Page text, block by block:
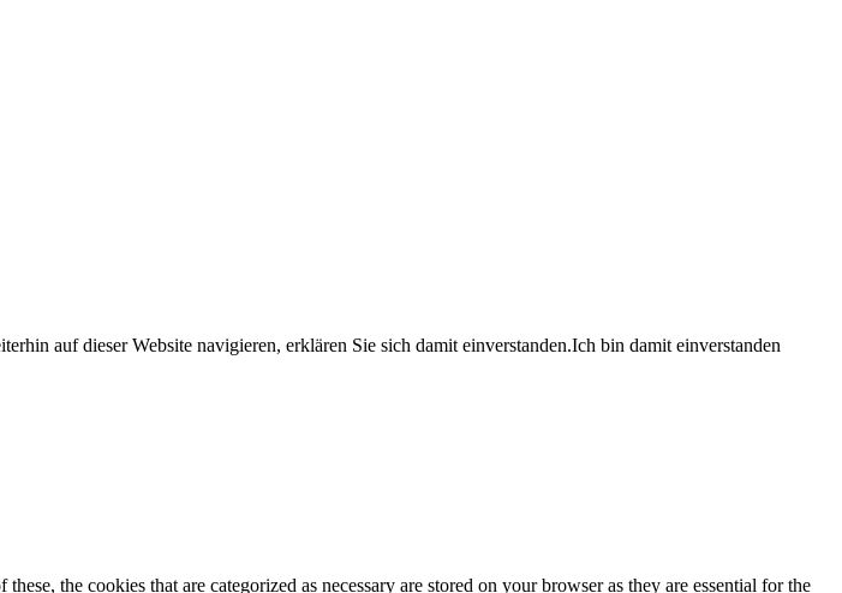
auf dieser Website navigieren, erklären Sie sich damit einverstanden.Ich bin damit einverstanden
the cookies that are categorized as necessary are stored on your browser as they are essential for the